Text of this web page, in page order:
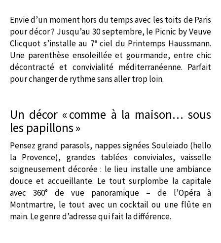
Envie d’un moment hors du temps avec les toits de Paris
pour décor ? Jusqu’au 30 septembre, le Picnic by Veuve
Clicquot s’installe au 7ᵉ ciel du Printemps Haussmann.
Une parenthèse ensoleillée et gourmande, entre chic
décontracté et convivialité méditerranéenne. Parfait
pour changer de rythme sans aller trop loin.
Un décor « comme à la maison… sous
les papillons »
Pensez grand parasols, nappes signées Souleiado (hello
la Provence), grandes tablées conviviales, vaisselle
soigneusement décorée : le lieu installe une ambiance
douce et accueillante. Le tout surplombe la capitale
avec 360° de vue panoramique – de l’Opéra à
Montmartre, le tout avec un cocktail ou une flûte en
main. Le genre d’adresse qui fait la différence.